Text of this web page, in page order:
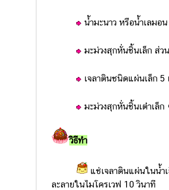
น้ำมะนาว หรือน้ำเลมอ
มะม่วงสุกหั่นชิ้นเล็ก ส่ว
เจลาตินชนิดแผ่นเล็ก
มะม่วงสุกหั่นชิ้นเต๋าเล็
วิธีทำ
แช่เจลาตินแผ่นในน้ำ
ละลายในไมโครเวฟ 10 วินาที